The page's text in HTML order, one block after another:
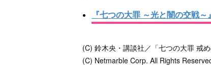
『七つの大罪 ～光と闇の交戦
(C) 鈴木央・講談社／「七つの大罪 戒
(C) Netmarble Corp. All Rights